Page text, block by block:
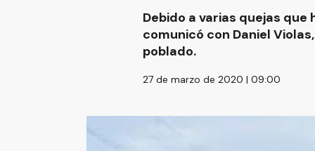
Debido a varias quejas
comunicó con Daniel
poblado.
27 de marzo de 2020 | 09:00